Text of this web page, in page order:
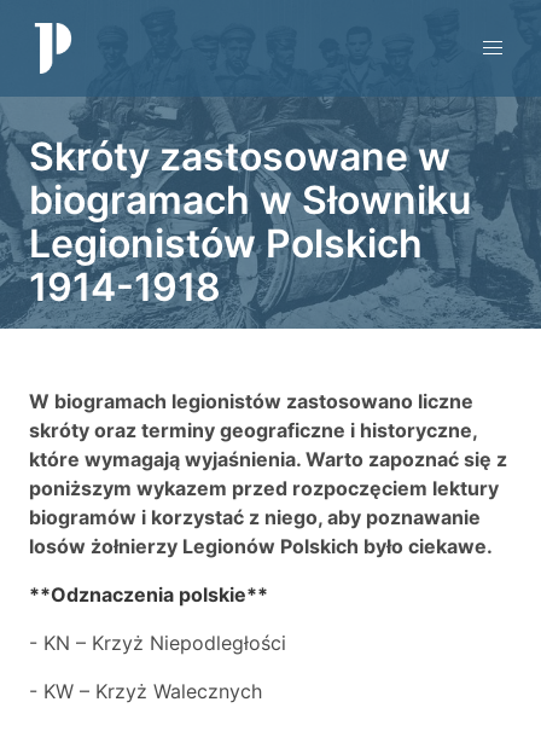
Skróty zastosowane w
biogramach w Słowniku
Legionistów Polskich
1914-1918
W biogramach legionistów zastosowano liczne
skróty oraz terminy geograficzne i historyczne,
które wymagają wyjaśnienia. Warto zapoznać się z
poniższym wykazem przed rozpoczęciem lektury
biogramów i korzystać z niego, aby poznawanie
losów żołnierzy Legionów Polskich było ciekawe.
**Odznaczenia polskie**
- KN – Krzyż Niepodległości
- KW – Krzyż Walecznych